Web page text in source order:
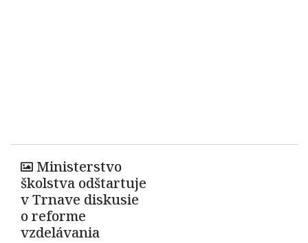
Ministerstvo
školstva odštartuje
v Trnave diskusie
o reforme
vzdelávania